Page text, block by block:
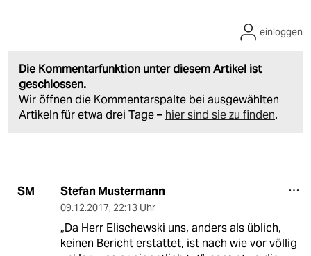
Die Kommentarfunktion unter diesem Artikel ist
geschlossen.
Wir öffnen die Kommentarspalte bei ausgewählten
Artikeln für etwa drei Tage – hier sind sie zu finden.
einloggen
SM Stefan Mustermann
09.12.2017, 22:13 Uhr
„Da Herr Elischewski uns, anders als üblich,
keinen Bericht erstattet, ist nach wie vor völlig